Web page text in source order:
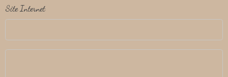
Site Internet